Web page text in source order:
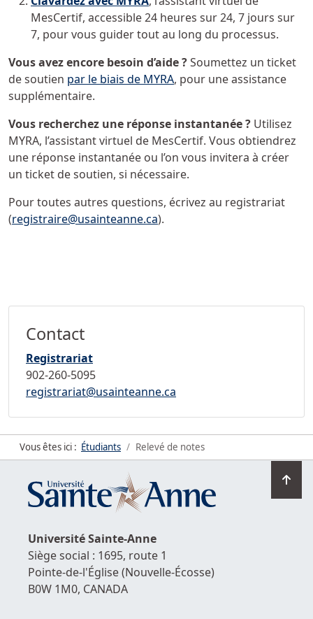
MesCertif, accessible 24 heures sur 24, 7 jours sur
7, pour vous guider tout au long du processus.
Vous avez encore besoin d’aide ?Soumettez un ticket
de soutien par le biais de MYRA, pour une assistance
supplémentaire.
Vous recherchez une réponse instantanée ? Utilisez
MYRA, l’assistant virtuel de MesCertif. Vous obtiendrez
une réponse instantanée ou l’on vous invitera à créer
un ticket de soutien, si nécessaire.
Pour toutes autres questions, écrivez au registrariat
(registraire@usainteanne.ca).
Contact
Registrariat
902-260-5095
registrariat@usainteanne.ca
Vous êtes ici : Étudiants Relevé de notes
en
UniversitéSainte-Anne
Siège social : 1695, route 1
Pointe-de-l'Église(Nouvelle-Écosse)
B0W 1M0, CANADA